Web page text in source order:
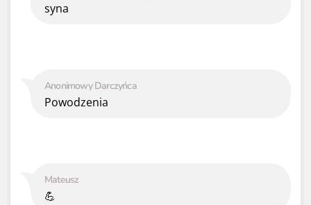
Mateusz
💪
Anonimowy Darczyńca
Powodzenia
syna